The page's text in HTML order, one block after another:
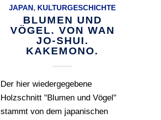
JAPAN, KULTURGESCHICHTE
BLUMEN UND
VÖGEL. VON WAN
JO-SHUI.
KAKEMONO.
Der hier wiedergegebene
Holzschnitt "Blumen und Vögel"
stammt von dem japanischen